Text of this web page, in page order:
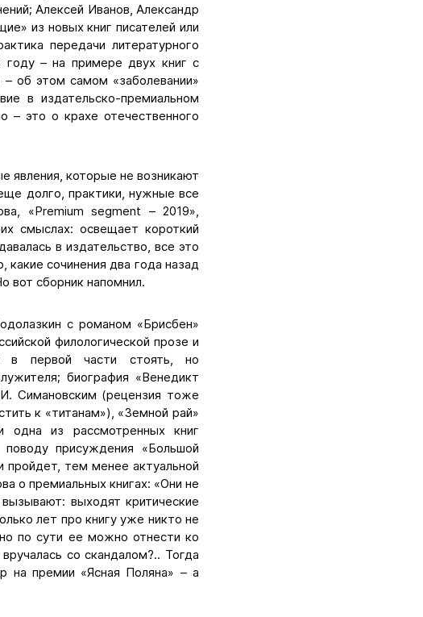
Алексей Иванов, Александр
из новых книг писателей или
передачи литературного
– на примере двух книг с
об этом самом «заболевании»
в издательско-премиальном
– это о крахе отечественного
явления, которые не возникают
долго, практики, нужные все
«Рremium segment – 2019»,
смыслах: освещает короткий
в издательство, все это
сочинения два года назад
сборник напомнил.
с романом «Брисбен»
филологической прозе и
в первой части стоять, но
биография «Венедикт
Симановским (рецензия тоже
к «титанам»), «Земной рай»
одна из рассмотренных книг
присуждения «Большой
пройдет, тем менее актуальной
о премиальных книгах: «Они не
выходят критические
лет про книгу уже никто не
по сути ее можно отнести ко
со скандалом?.. Тогда
на премии «Ясная Поляна» – а